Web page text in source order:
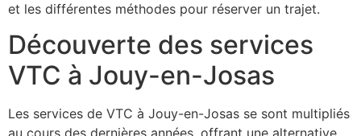
et les différentes méthodes pour réserver un trajet.
Découverte des services
VTC à Jouy-en-Josas
Les services de VTC à Jouy-en-Josas se sont multipliés